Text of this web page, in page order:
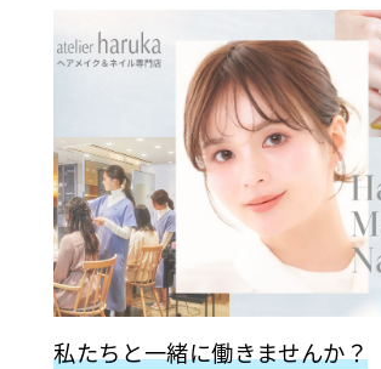
私たちと一緒に働きませんか？